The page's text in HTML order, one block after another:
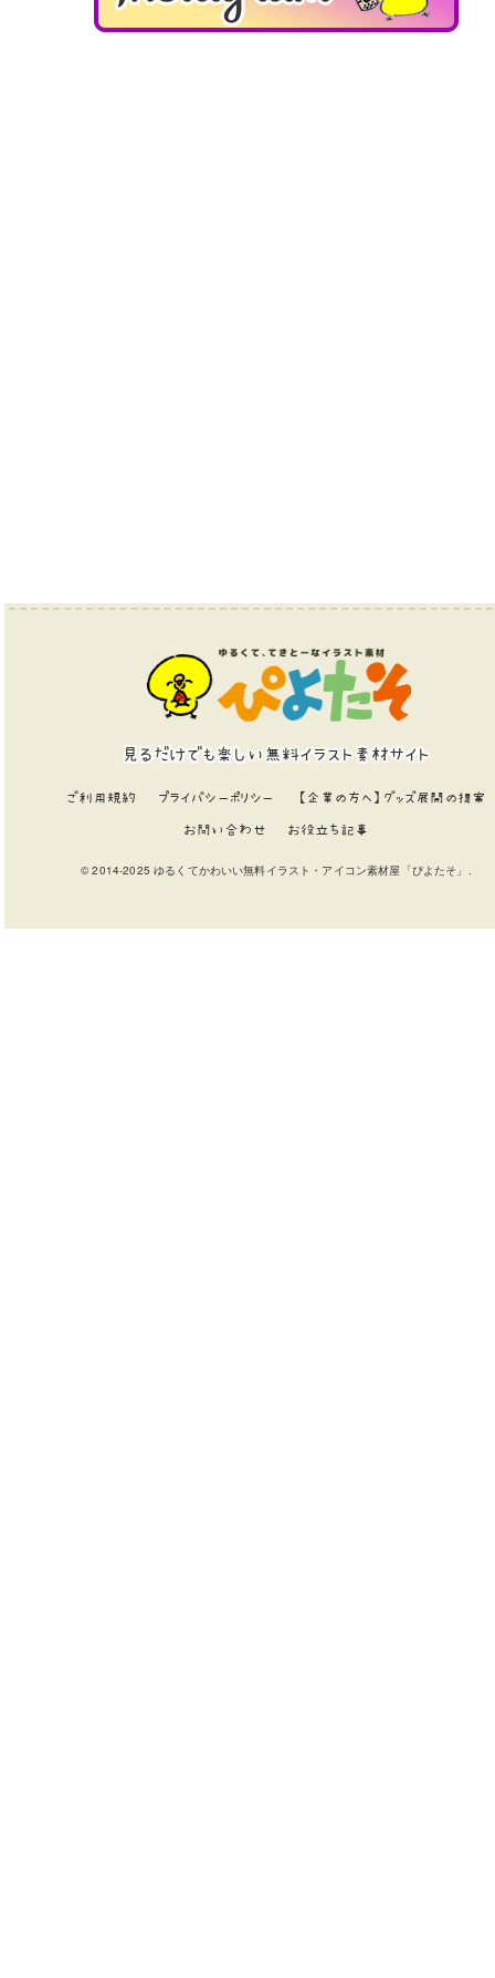
見るだけでも楽しい無料イラスト素材サイト
ご利用規約 プライバシーポリシー 【企業の方へ】グッズ展開の提案
お問い合わせ お役立ち記事
© 2014-2025 ゆるくてかわいい無料イラスト・アイコン素材屋「ぴよたそ」.